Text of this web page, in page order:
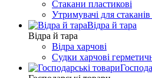
Стакани пластикові
Утримувачі для
Відра й тара
Відра й тара
Відра харчові
Судки харчові